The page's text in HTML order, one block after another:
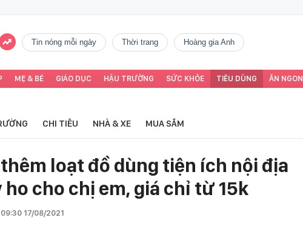
tin nóng mỗi ngày thời trang Hoàng gia Anh
MẸ & BÉ GIÁO DỤC HẬU TRƯỜNG SỨC KHỎE TIÊU DÙNG ĂN NGON
CHI TIÊU NHÀ & XE MUA SẮM
loạt đồ dùng tiện ích nội địa
ho cho chị em, giá chỉ từ 15k
09:30 17/08/2021